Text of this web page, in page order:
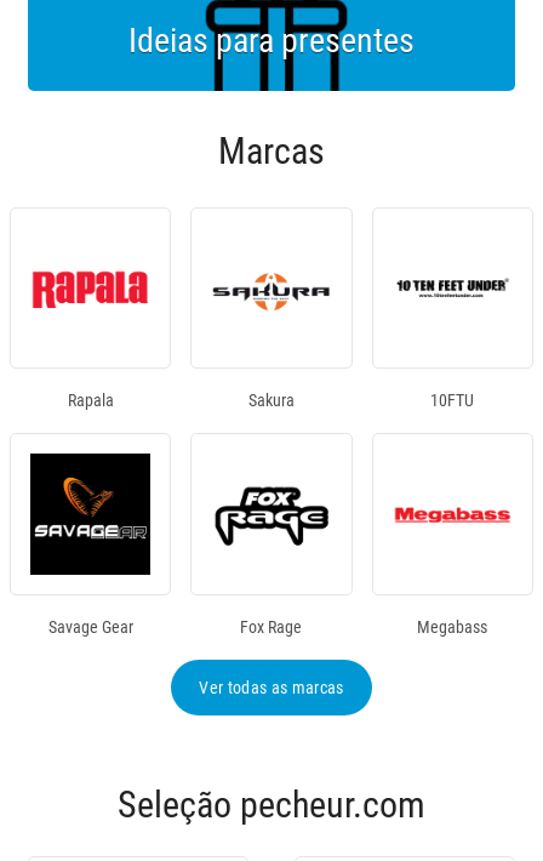
Ideias para presentes
Marcas
Rapala Sakura 10FTU
Savage Gear Fox Rage Megabass
Ver todas as marcas
Seleção pecheur.com